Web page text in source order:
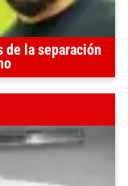
de la separación